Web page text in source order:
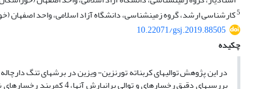
5کارشناسی ارشد، گروه زمین‎شناسی، دانشگاه آزاد اسلامی، واحد اصفهان (خوراسگان)، اصفهان، ایران
10.22071/gsj.2019.88505
چکیده
در این پژوهش توالی­های کربناته تورنزین- ویزین در برش­­­های تنگ